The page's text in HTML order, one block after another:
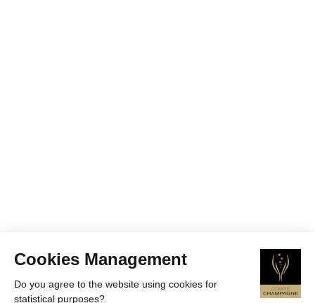
Cookies Management
Do you agree to the website using cookies for
statistical purposes?